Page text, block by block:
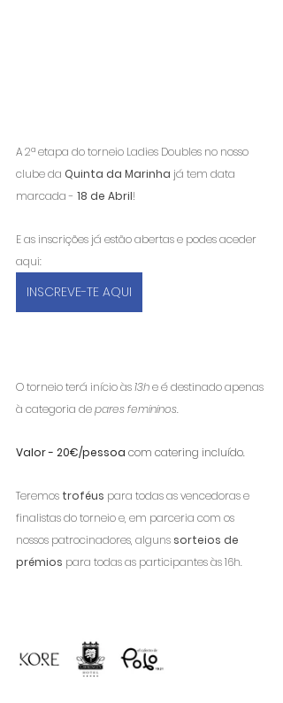
A 2ª etapa do torneio Ladies Doubles no nosso
clube da Quinta da Marinha já tem data
marcada - 18 de Abril!
E as inscrições já estão abertas e podes aceder
aqui:
INSCREVE-TE AQUI
O torneio terá início às 13h e é destinado apenas
à categoria de pares femininos.
Valor - 20€/pessoa com catering incluído.
Teremos troféus para todas as vencedoras e
finalistas do torneio e, em parceria com os
nossos patrocinadores, alguns sorteios de
prémios para todas as participantes às 16h.